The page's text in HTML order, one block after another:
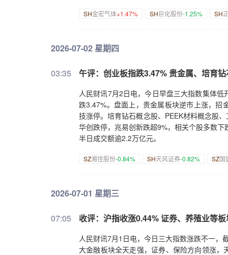
SH金宏气体+1.47% SH巨化股份-1.25% SH
2026-07-02 星期四
03:35 午评：创业板指跌3.47% 贵金属、培育
人民财讯7月2日电，今日早盘三大指数集体
跌3.47%。盘面上，贵金属板块逆市上涨，
技涨停。培育钻石概念股、PEEK材料概念股
华创跌停，兆易创新跌超9%，相关个股多数
半日成交额逾2.2万亿元。
SZ湘佳股份-0.84% SH天风证券-0.82% SZ国
2026-07-01 星期三
07:05 收评：沪指收涨0.44% 证券、养殖业等
人民财讯7月1日电，今日三大指数涨跌不一
大金融板块全天走强，证券、保险方向领涨